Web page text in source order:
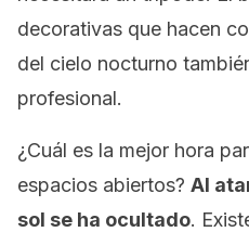
decorativas que hacen
del cielo nocturno
profesional.
¿Cuál es la mejor hora
espacios abiertos? Al
sol se ha ocultado.